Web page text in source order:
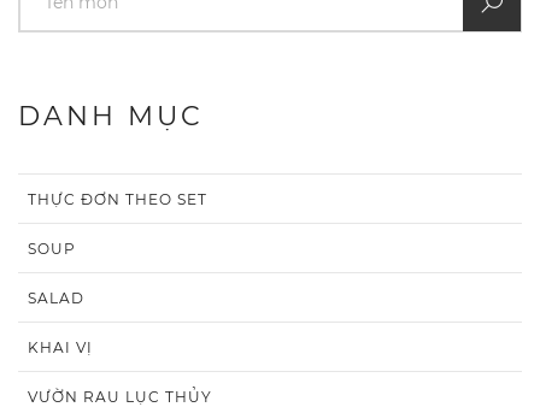
DANH MỤC
THỰC ĐƠN THEO SET
SOUP
SALAD
KHAI VỊ
VƯỜN RAU LỤC THỦY